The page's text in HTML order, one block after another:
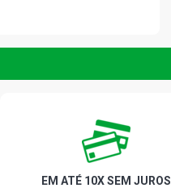
(1998 - 1999)
(1998 - 1999)
EM ATÉ 10X SEM JUROS